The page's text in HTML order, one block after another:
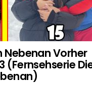
Nebenan Vorher
(Fernsehserie